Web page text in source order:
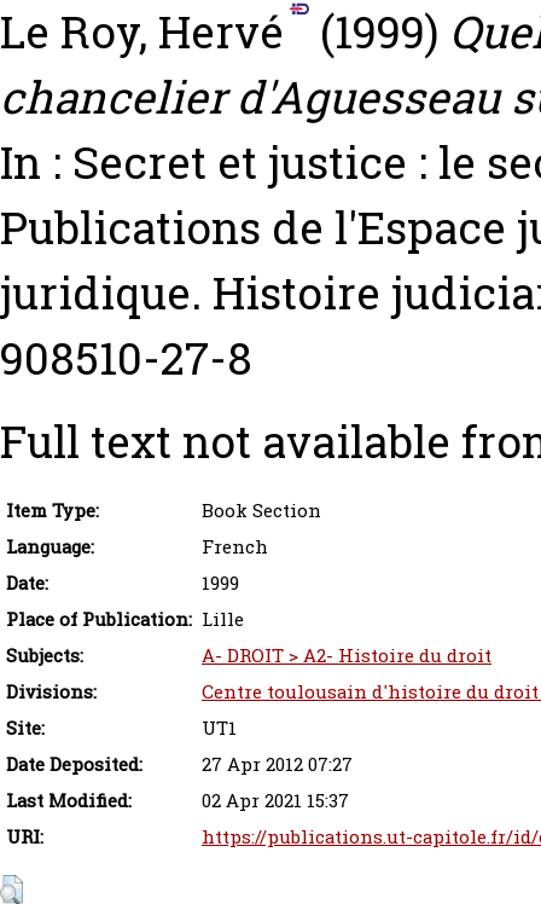
Le Roy, Hervé (1999)
chancelier d'Aguesseau
In : Secret et justice : le
Publications de l'Espace
juridique. Histoire
908510-27-8
Full text not available
Item Type:
Book Section
Language:
French
Date:
1999
Place of Publication: Lille
Subjects:
A- DROIT > A2- Histoire du droit
Divisions:
Centre toulousain d'histoire du droit
Site:
UT1
Date Deposited:
27 Apr 2012 07:27
Last Modified:
02 Apr 2021 15:37
URI:
https://publications.ut-capitole.fr/